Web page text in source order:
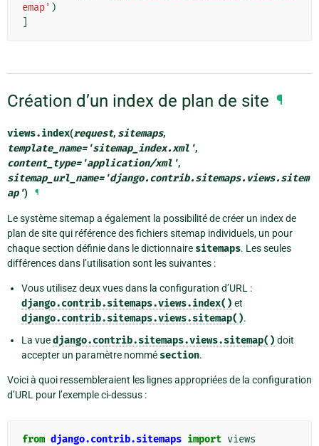
emap' )
Création d’un index de plan de site ¶
views.index(request, sitemaps,
template_name='sitemap_index.xml',
content_type='application/xml',
sitemap_url_name='django.contrib.sitemaps.views.sitem
ap') ¶
Le système sitemap a également la possibilité de créer un index de
plan de site qui référence des fichiers sitemap individuels, un pour
chaque section définie dans le dictionnaire sitemaps. Les seules
différences dans l’utilisation sont les suivantes :
Vous utilisez deux vues dans la configuration d’URL :
django.contrib.sitemaps.views.index() et
django.contrib.sitemaps.views.sitemap().
La vuedjango.contrib.sitemaps.views.sitemap() doit
accepter un paramètre nommé section.
Voici à quoi ressembleraient les lignes appropriées de la configuration
d’URL pour l’exemple ci-dessus :
from django.contrib.sitemaps import views